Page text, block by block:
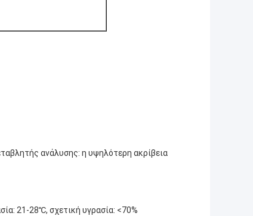
ανάλυσης: η υψηλότερη ακρίβεια
21-28℃, σχετική υγρασία: <70%